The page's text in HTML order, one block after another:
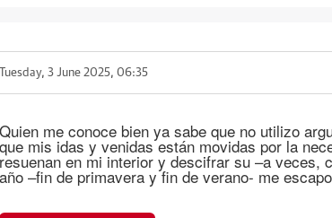
Tuesday, 3 June 2025, 06:35
Quien me conoce bien ya sabe que no utilizo
que mis idas y venidas están movidas por la
resuenan en mi interior y descifrar su –a veces,
año –fin de primavera y fin de verano- me